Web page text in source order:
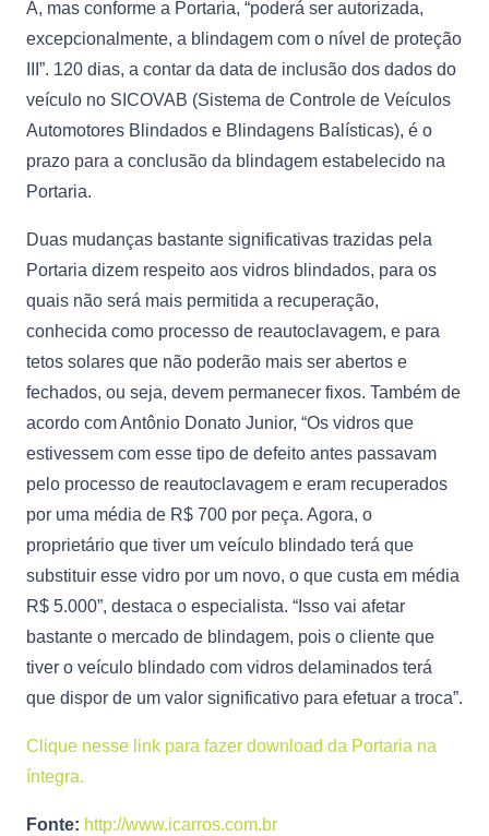
A, mas conforme a Portaria, “poderá ser autorizada,
excepcionalmente, a blindagem com o nível de proteção
III”. 120 dias, a contar da data de inclusão dos dados do
veículo no SICOVAB (Sistema de Controle de Veículos
Automotores Blindados e Blindagens Balísticas), é o
prazo para a conclusão da blindagem estabelecido na
Portaria.
Duas mudanças bastante significativas trazidas pela
Portaria dizem respeito aos vidros blindados, para os
quais não será mais permitida a recuperação,
conhecida como processo de reautoclavagem, e para
tetos solares que não poderão mais ser abertos e
fechados, ou seja, devem permanecer fixos. Também de
acordo com Antônio Donato Junior, “Os vidros que
estivessem com esse tipo de defeito antes passavam
pelo processo de reautoclavagem e eram recuperados
por uma média de R$ 700 por peça. Agora, o
proprietário que tiver um veículo blindado terá que
substituir esse vidro por um novo, o que custa em média
R$ 5.000”, destaca o especialista. “Isso vai afetar
bastante o mercado de blindagem, pois o cliente que
tiver o veículo blindado com vidros delaminados terá
que dispor de um valor significativo para efetuar a troca”.
Clique nesse link para fazer download da Portaria na
íntegra.
Fonte: http://www.icarros.com.br